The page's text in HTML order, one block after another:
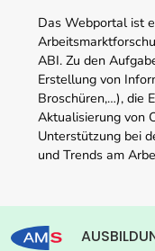
Das Webportal ist
ABI. Zu den
Erstellung von
Broschüren,…), die
Aktualisierung von
Unterstützung bei
und Trends am